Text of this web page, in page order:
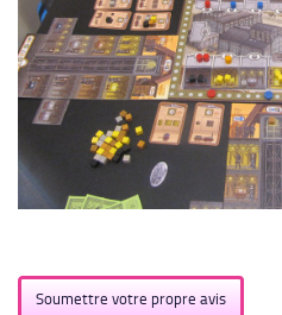
Soumettre votre propre avis